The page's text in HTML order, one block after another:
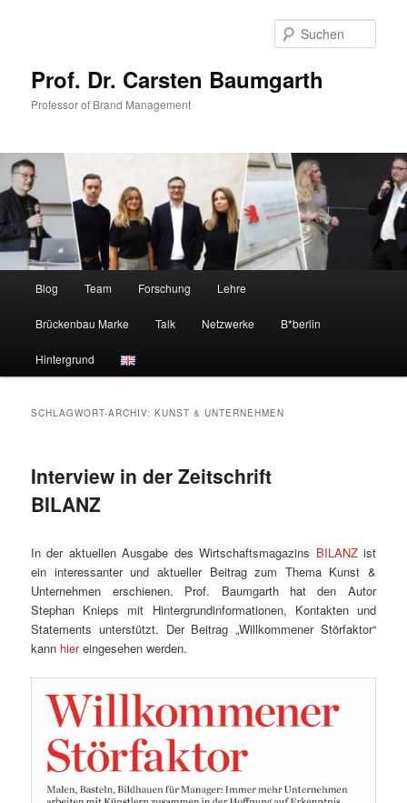
Prof. Dr. Carsten Baumgarth
Professor of Brand Management
Blog Team Forschung Lehre
Brückenbau Marke Talk Netzwerke B*berlin
Hintergrund
SCHLAGWORT-ARCHIV:KUNST & UNTERNEHMEN
Interview in der Zeitschrift
BILANZ
In der aktuellen Ausgabe des Wirtschaftsmagazins BILANZist
ein interessanter und aktueller Beitrag zum Thema Kunst &
Unternehmen erschienen. Prof. Baumgarth hat den Autor
Stephan Knieps mit Hintergrundinformationen, Kontakten und
Statements unterstützt. Der Beitrag „Willkommener Störfaktor“
kann hiereingesehen werden.